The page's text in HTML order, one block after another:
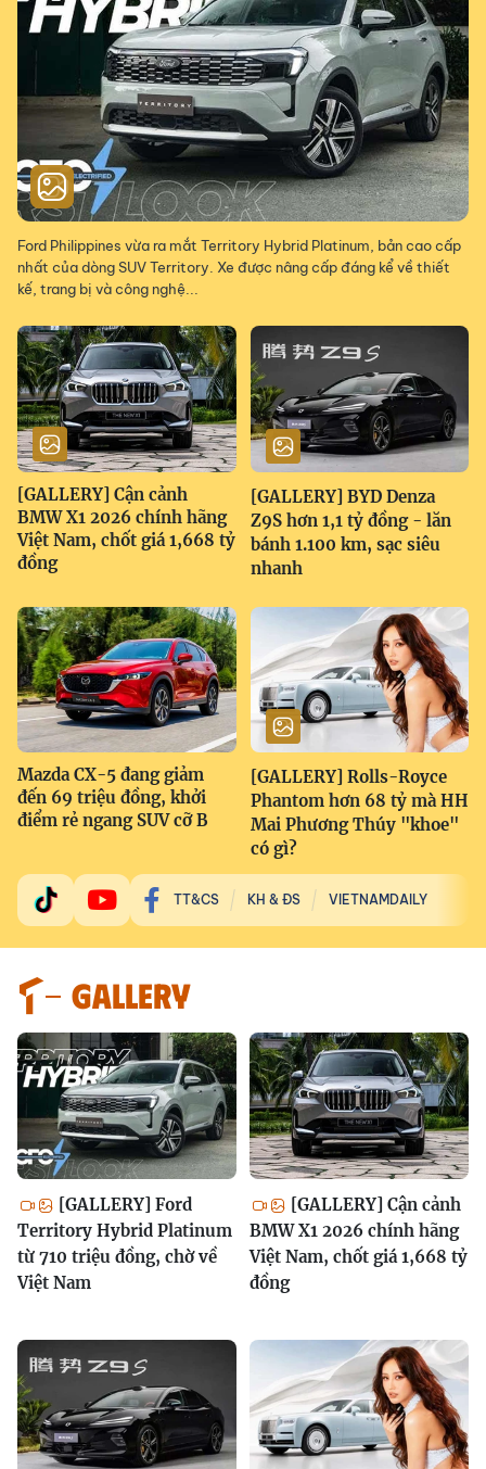
Ford Philippines vừa ra mắt Territory Hybrid Platinum, bản cao cấp
nhất của dòng SUV Territory. Xe được nâng cấp đáng kể về thiết
kế, trang bị và công nghệ...
[GALLERY] Cận cảnh
BMW X1 2026 chính hãng
Việt Nam, chốt giá 1,668 tỷ
đồng
[GALLERY] BYD Denza
Z9S hơn 1,1 tỷ đồng - lăn
bánh 1.100 km, sạc siêu
nhanh
Mazda CX-5 đang giảm
đến 69 triệu đồng, khởi
điểm rẻ ngang SUV cỡ B
[GALLERY] Rolls-Royce
Phantom hơn 68 tỷ mà HH
Mai Phương Thúy "khoe"
có gì?
TT&CS KH & ĐS VIETNAMDAILY
GALLERY
[GALLERY] Ford
Territory Hybrid Platinum
từ 710 triệu đồng, chờ về
Việt Nam
[GALLERY] Cận cảnh
BMW X1 2026 chính hãng
Việt Nam, chốt giá 1,668 tỷ
đồng